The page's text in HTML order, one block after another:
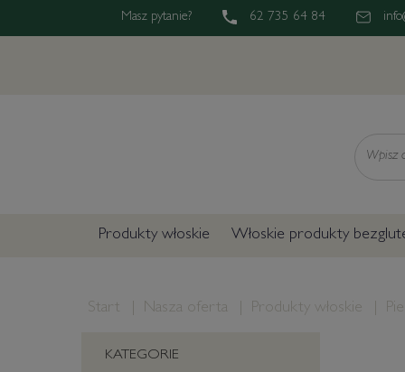
Masz pytanie? 62 735 64 84
Produkty włoskie Włoskie produkty
Start Nasza oferta Produkty włoskie
KATEGORIE